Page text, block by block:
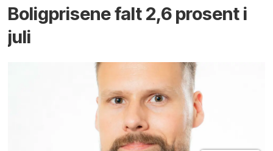
Boligprisene falt 2,6 prosent i
juli